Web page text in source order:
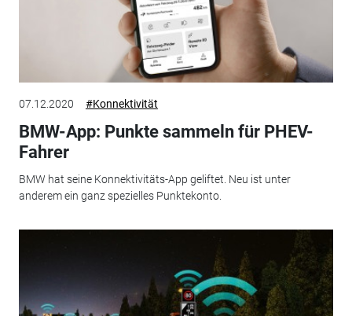
07.12.2020 #Konnektivität
BMW-App: Punkte sammeln für PHEV-
Fahrer
BMW hat seine Konnektivitäts-App geliftet. Neu ist unter
anderem ein ganz spezielles Punktekonto.